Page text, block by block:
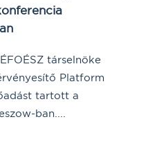
társelnöke
Platform
tartott a
ban....